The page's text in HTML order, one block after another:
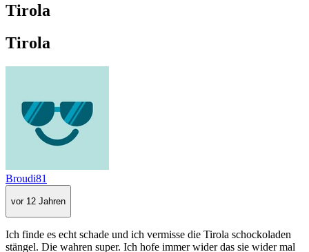
Tirola
Tirola
Broudi81
vor 12 Jahren
Ich finde es echt schade und ich vermisse die Tirola schockoladen
stängel. Die wahren super. Ich hofe immer wider das sie wider mal